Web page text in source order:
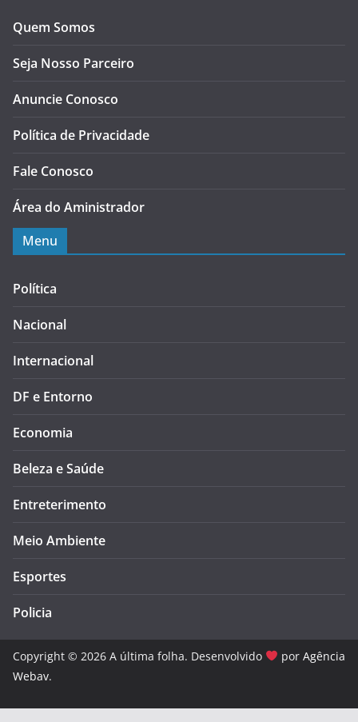
Quem Somos
Seja Nosso Parceiro
Anuncie Conosco
Política de Privacidade
Fale Conosco
Área do Aministrador
Menu
Política
Nacional
Internacional
DF e Entorno
Economia
Beleza e Saúde
Entreterimento
Meio Ambiente
Esportes
Policia
Copyright © 2026 A última folha. Desenvolvido por Agência
Webav.